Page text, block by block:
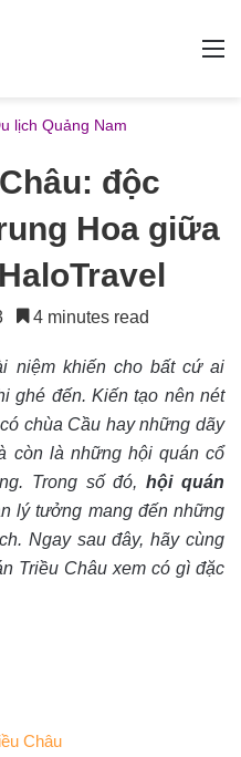
lịch Quảng Nam
độc
Hoa giữa
4 minutes read
niệm khiến cho bất cứ ai
ghé đến. Kiến tạo nên nét
chùa Cầu hay những dãy
còn là những hội quán cổ
Trong số đó,hội quán
lý tưởng mang đến những
Ngay sau đây, hãy cùng
Triều Châu xem có gì đặc
Châu